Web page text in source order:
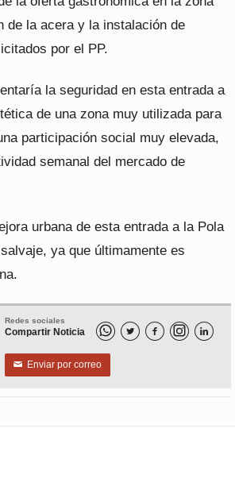
de la acera y la instalación de
por el PP.
la seguridad en esta entrada a
de una zona muy utilizada para
participación social muy elevada,
semanal del mercado de
urbana de esta entrada a la Pola
ya que últimamente es
Redes sociales
Compartir Noticia   
✉ Enviar por correo